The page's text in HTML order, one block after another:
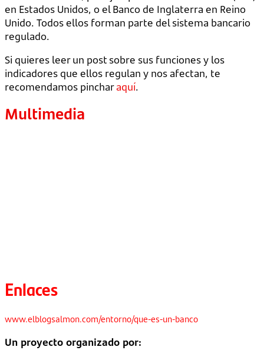
en Estados Unidos, o el Banco de Inglaterra en Reino
Unido. Todos ellos forman parte del sistema bancario
regulado.
Si quieres leer un post sobre sus funciones y los
indicadores que ellos regulan y nos afectan, te
recomendamos pincharaquí.
Enlaces
www.elblogsalmon.com/entorno/que-es-un-banco
Un proyecto organizado por: